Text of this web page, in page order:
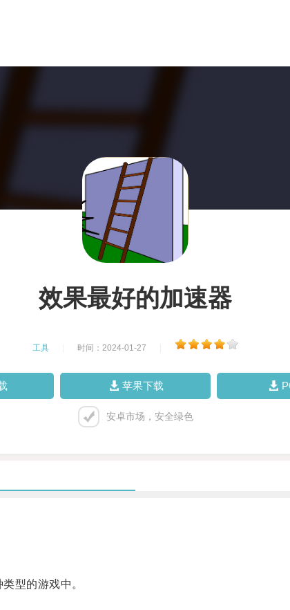
效果最好的加速器
工具 时间：2024-01-27
苹果下载
安卓市场，安全绿色
型的游戏中。